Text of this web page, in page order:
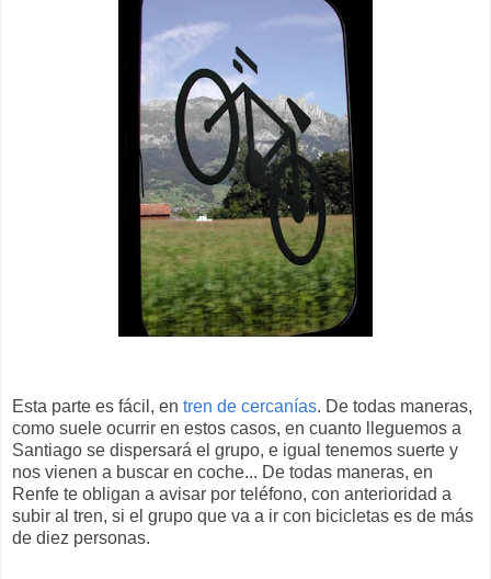
Esta parte es fácil, en tren de cercanías. De todas maneras,
como suele ocurrir en estos casos, en cuanto lleguemos a
Santiago se dispersará el grupo, e igual tenemos suerte y
nos vienen a buscar en coche... De todas maneras, en
Renfe te obligan a avisar por teléfono, con anterioridad a
subir al tren, si el grupo que va a ir con bicicletas es de más
de diez personas.